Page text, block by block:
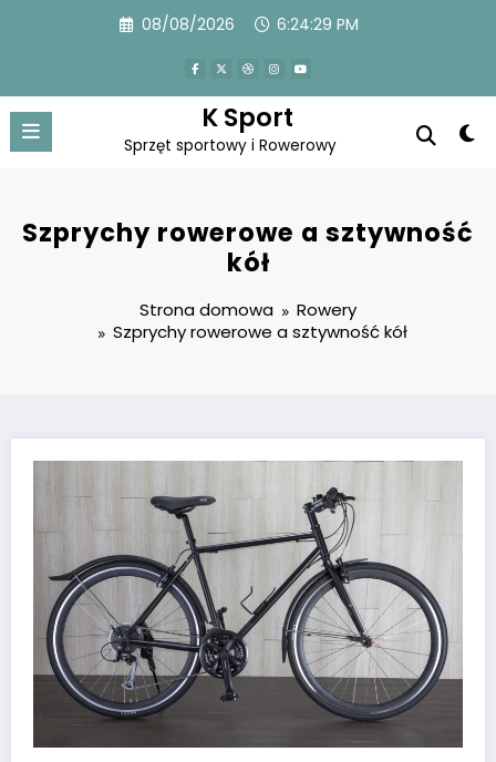
08/08/2026 6:24:29 PM
K Sport
Sprzęt sportowy i Rowerowy
Szprychy rowerowe a sztywność
kół
Strona domowa
Rowery
Szprychy rowerowe a sztywność kół